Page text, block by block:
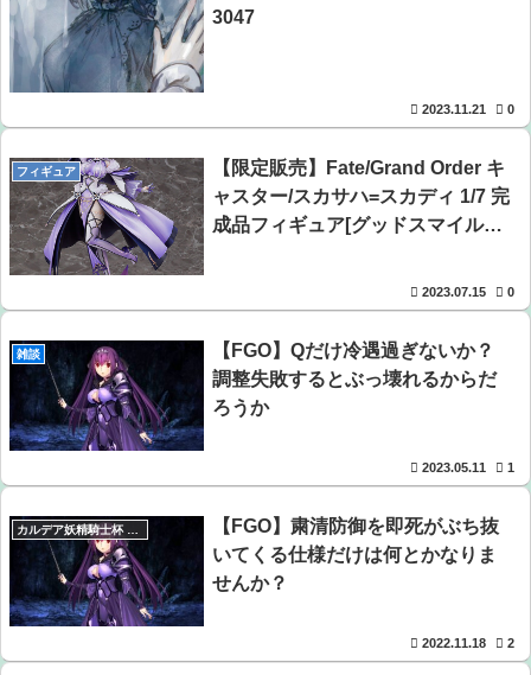
SNSで知り合ったJK10人とSXしてハメ撮り770本撮ったイ
ケメン逮捕wwwwwwwwwwwwwww
【画像】美人すぎる女医、ガチで見つかる。めちゃくちゃ
いいべｗｗｗｗ ：26/08/04のニュース
【悲報】坂口杏里を家に住ませてあげた結果ｗｗｗｗ
【朗報】アマガミの棚町薫さん、最新絵でめっちゃ可愛く
なる：26/08/03のニュース
【悲報】ゲーム配信者さん、家賃8万円の部屋で深夜配信→
3047
2023.11.21 0
フィギュア
【限定販売】Fate/Grand Order キ
ャスター/スカサハ=スカディ 1/7 完
成品フィギュア[グッドスマイルカ
2023.07.15 0
雑談
【FGO】Qだけ冷遇過ぎないか？
調整失敗するとぶっ壊れるからだ
ろうか
2023.05.11 1
【FGO】粛清防御を即死がぶち抜
いてくる仕様だけは何とかなりま
せんか？
2022.11.18 2